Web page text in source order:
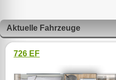
Aktuelle Fahrzeuge
726 EF